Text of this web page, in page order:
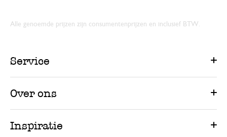
Alle genoemde prijzen zijn consumentenprijzen en inclusief BTW.
Service
Over ons
Inspiratie